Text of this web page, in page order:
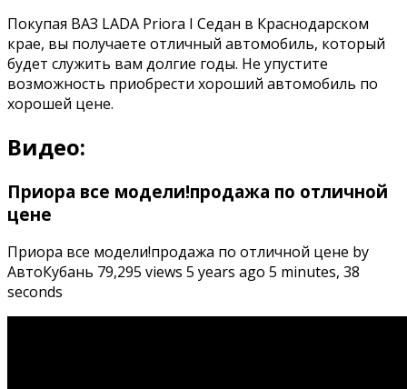
Покупая ВАЗ LADA Priora I Седан в Краснодарском
крае, вы получаете отличный автомобиль, который
будет служить вам долгие годы. Не упустите
возможность приобрести хороший автомобиль по
хорошей цене.
Видео:
Приора все модели!продажа по отличной
цене
Приора все модели!продажа по отличной цене by
АвтоКубань 79,295 views 5 years ago 5 minutes, 38
seconds